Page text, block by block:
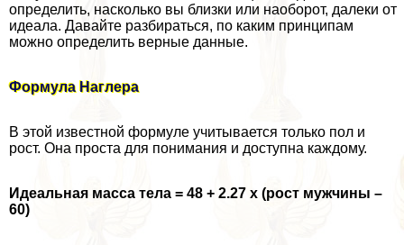
определить, насколько вы близки или наоборот, далеки от
идеала. Давайте разбираться, по каким принципам
можно определить верные данные.
Формула Наглера
В этой известной формуле учитывается только пол и
рост. Она проста для понимания и доступна каждому.
Идеальная масса тела = 48 + 2.27 х (рост мужчины –
60)